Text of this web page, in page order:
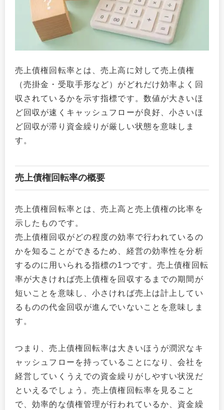
売上債権回転率とは、売上高に対して売上債権
（売掛金・受取手形など）がどれだけ効率よく回
収されているかを示す指標です。数値が大きいほ
ど回収が速くキャッシュフローが良好、小さいほ
ど回収が滞り資金繰りが厳しい状態を意味しま
す。
売上債権回転率の概要
売上債権回転率とは、売上高と売上債権の比率を
示したものです。
売上債権回収がどの程度の効率で行われているの
かを知ることができるため、経営の効率性を分析
するのに用いられる指標の1つです。売上債権回転
率が大きければ売上債権を回収するまでの期間が
短いことを意味し、小さければ売上は計上してい
るものの代金回収が進んでいないことを意味しま
す。
つまり、売上債権回転率は大きいほうが潤沢なキ
ャッシュフローを持っていることになり、会社を
経営していくうえでの資金繰りがしやすい状況だ
といえるでしょう。売上債権回転率を見ること
で、効率的な債権管理が行われているか、資金繰